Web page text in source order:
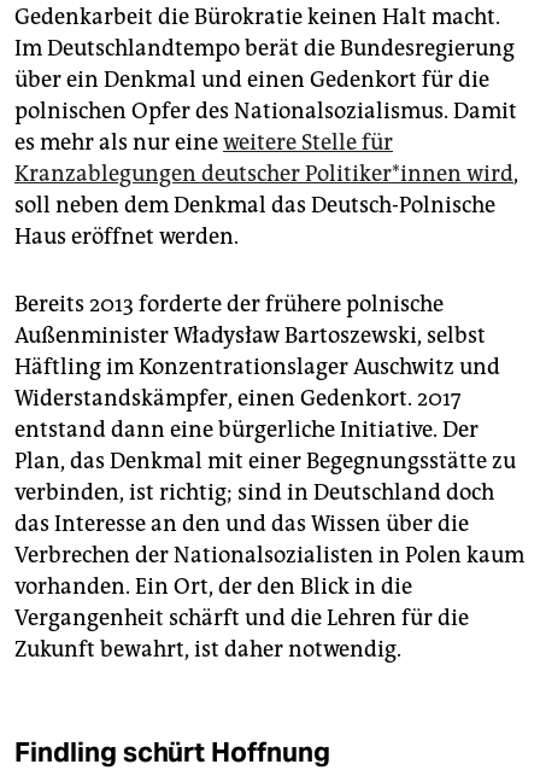
Gedenkarbeit die Bürokratie keinen Halt macht.
Im Deutschlandtempo berät die Bundesregierung
über ein Denkmal und einen Gedenkort für die
polnischen Opfer des Nationalsozialismus. Damit
es mehr als nur eineweitere Stelle für
Kranzablegungen deutscher Po­li­ti­ke­r*in­nen wird,
soll neben dem Denkmal das Deutsch-Polnische
Haus eröffnet werden.
Bereits 2013 forderte der frühere polnische
Außenminister Władysław Bartoszewski, selbst
Häftling im Konzentrationslager Auschwitz und
Widerstandskämpfer, einen Gedenkort. 2017
entstand dann eine bürgerliche Initiative. Der
Plan, das Denkmal mit einer Begegnungsstätte zu
verbinden, ist richtig; sind in Deutschland doch
das Interesse an den und das Wissen über die
Verbrechen der Nationalsozialisten in Polen kaum
vorhanden. Ein Ort, der den Blick in die
Vergangenheit schärft und die Lehren für die
Zukunft bewahrt, ist daher notwendig.
Findling schürt Hoffnung